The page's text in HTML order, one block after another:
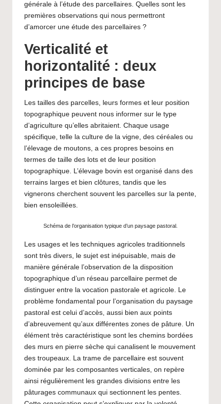
générale à l’étude des parcellaires. Quelles sont les
premières observations qui nous permettront
d’amorcer une étude des parcellaires ?
Verticalité et
horizontalité : deux
principes de base
Les tailles des parcelles, leurs formes et leur position
topographique peuvent nous informer sur le type
d’agriculture qu’elles abritaient. Chaque usage
spécifique, telle la culture de la vigne, des céréales ou
l’élevage de moutons, a ces propres besoins en
termes de taille des lots et de leur position
topographique. L’élevage bovin est organisé dans des
terrains larges et bien clôtures, tandis que les
vignerons cherchent souvent les parcelles sur la pente,
bien ensoleillées.
Schéma de l’organisation typique d’un paysage pastoral.
Les usages et les techniques agricoles traditionnels
sont très divers, le sujet est inépuisable, mais de
manière générale l’observation de la disposition
topographique d’un réseau parcellaire permet de
distinguer entre la vocation pastorale et agricole. Le
problème fondamental pour l’organisation du paysage
pastoral est celui d’accès, aussi bien aux points
d’abreuvement qu’aux différentes zones de pâture. Un
élément très caractéristique sont les chemins bordées
des murs en pierre sèche qui canalisent le mouvement
des troupeaux. La trame de parcellaire est souvent
dominée par les composantes verticales, on repère
ainsi régulièrement les grandes divisions entre les
pâturages communaux qui sectionnent les pentes.